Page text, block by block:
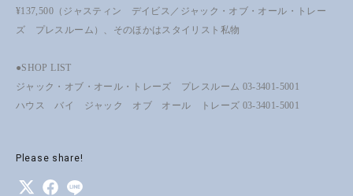
¥137,500（ジャスティン デイビス／ジャック・オブ・オール・トレー
ズ プレスルーム）、そのほかはスタイリスト私物
●SHOP LIST
ジャック・オブ・オール・トレーズ プレスルーム 03-3401-5001
ハウス バイ ジャック オブ オール トレーズ 03-3401-5001
Please share!